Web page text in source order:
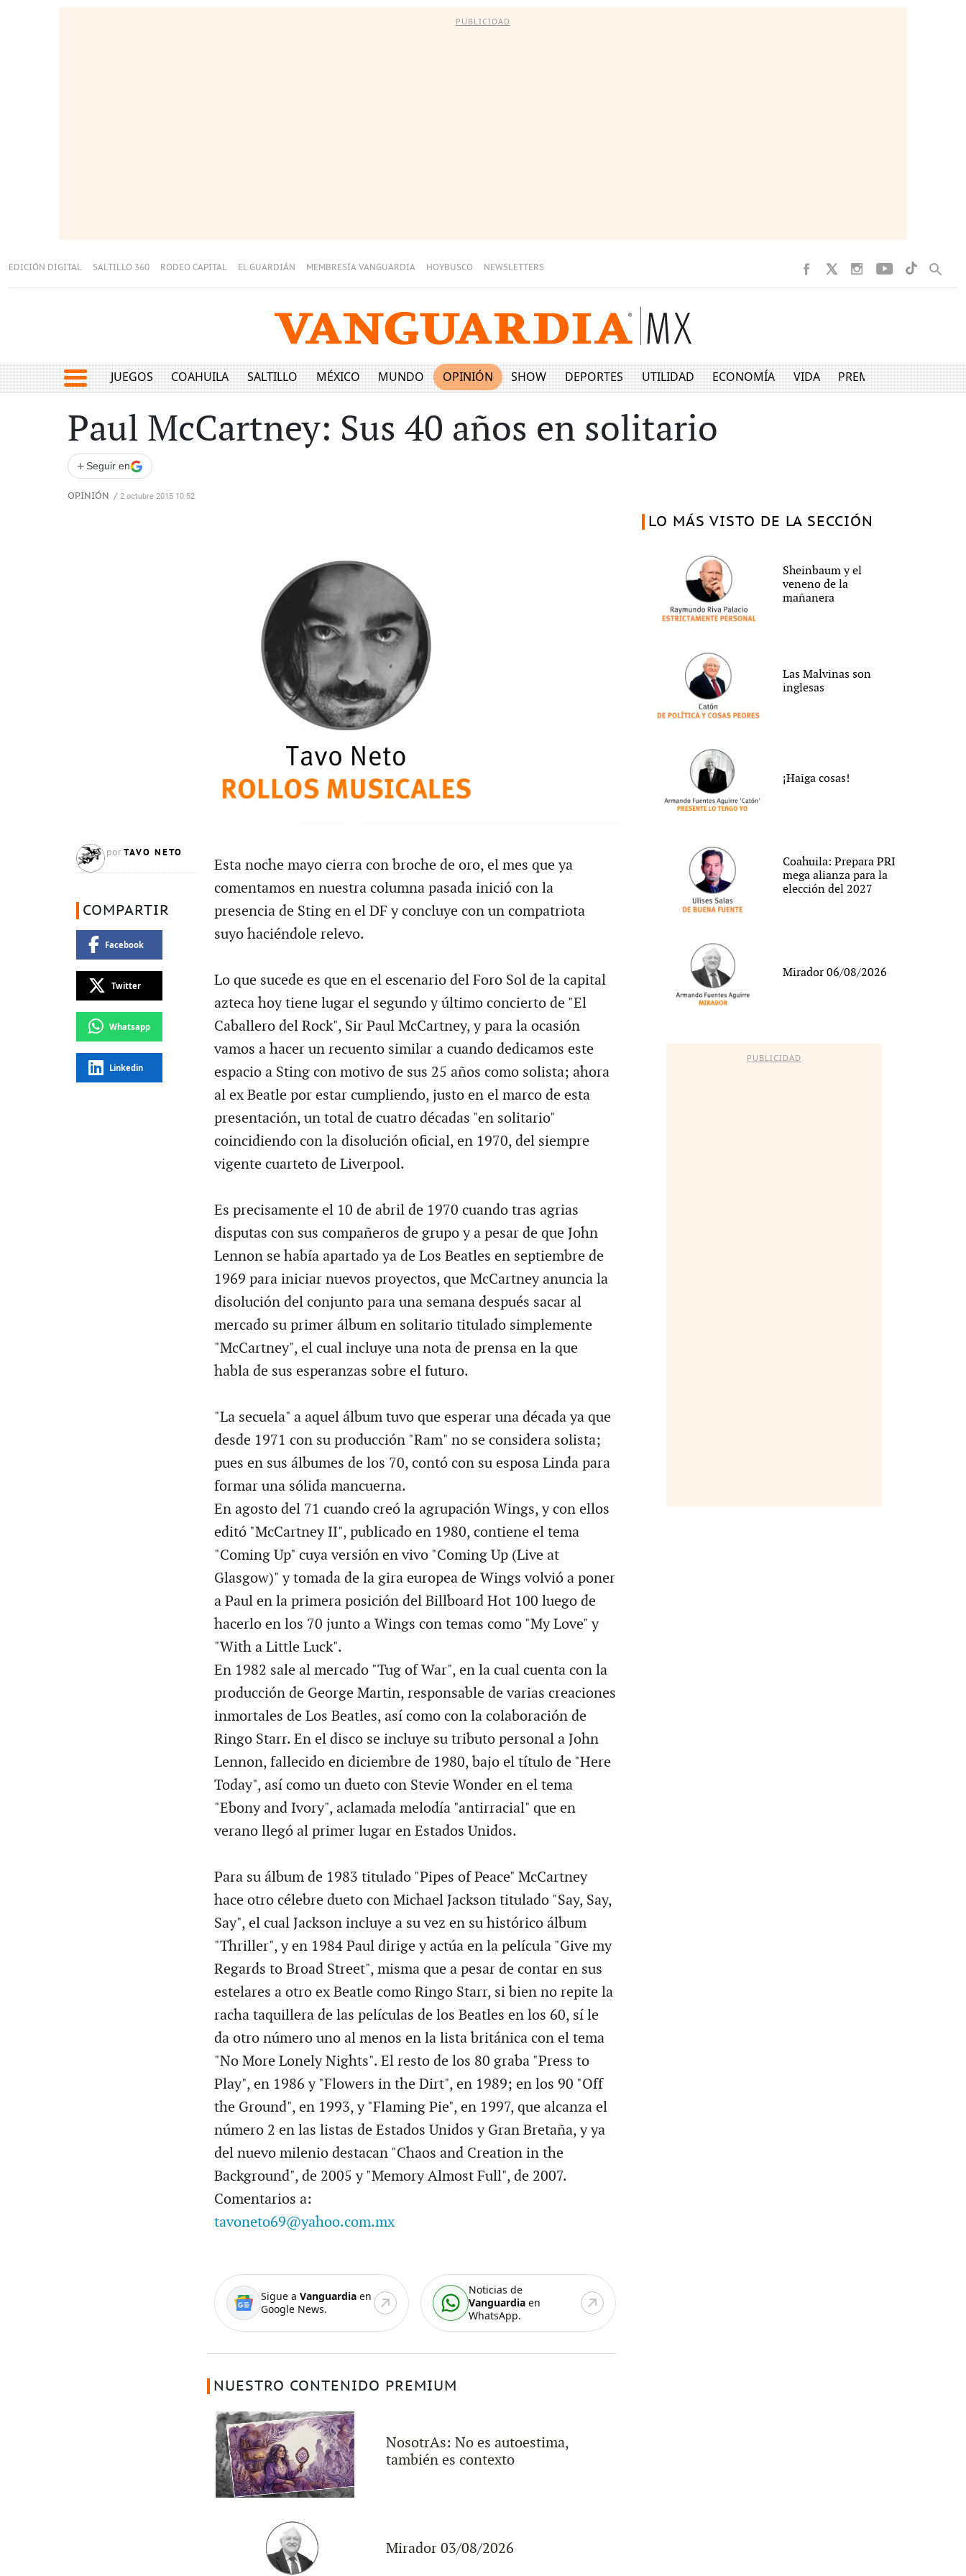
PUBLICIDAD
EDICIÓN DIGITAL SALTILLO 360 RODEO CAPITAL EL GUARDIÁN MEMBRESÍA VANGUARDIA HOYBUSCO NEWSLETTERS
JUEGOS COAHUILA SALTILLO MÉXICO MUNDO OPINIÓN SHOW DEPORTES UTILIDAD ECONOMÍA VIDA PREMIUM
Paul McCartney: Sus 40 años en solitario
+ Seguir en
OPINIÓN / 2 octubre 2015 10:52
por TAVO NETO
COMPARTIR
Facebook
Twitter
Whatsapp
Linkedin
Esta noche mayo cierra con broche de oro, el mes que ya
comentamos en nuestra columna pasada inició con la
presencia de Sting en el DF y concluye con un compatriota
suyo haciéndole relevo.
Lo que sucede es que en el escenario del Foro Sol de la capital
azteca hoy tiene lugar el segundo y último concierto de "El
Caballero del Rock", Sir Paul McCartney, y para la ocasión
vamos a hacer un recuento similar a cuando dedicamos este
espacio a Sting con motivo de sus 25 años como solista; ahora
al ex Beatle por estar cumpliendo, justo en el marco de esta
presentación, un total de cuatro décadas "en solitario"
coincidiendo con la disolución oficial, en 1970, del siempre
vigente cuarteto de Liverpool.
Es precisamente el 10 de abril de 1970 cuando tras agrias
disputas con sus compañeros de grupo y a pesar de que John
Lennon se había apartado ya de Los Beatles en septiembre de
1969 para iniciar nuevos proyectos, que McCartney anuncia la
disolución del conjunto para una semana después sacar al
mercado su primer álbum en solitario titulado simplemente
"McCartney", el cual incluye una nota de prensa en la que
habla de sus esperanzas sobre el futuro.
"La secuela" a aquel álbum tuvo que esperar una década ya que
desde 1971 con su producción "Ram" no se considera solista;
pues en sus álbumes de los 70, contó con su esposa Linda para
formar una sólida mancuerna.
En agosto del 71 cuando creó la agrupación Wings, y con ellos
editó "McCartney II", publicado en 1980, contiene el tema
"Coming Up" cuya versión en vivo "Coming Up (Live at
Glasgow)" y tomada de la gira europea de Wings volvió a poner
a Paul en la primera posición del Billboard Hot 100 luego de
hacerlo en los 70 junto a Wings con temas como "My Love" y
"With a Little Luck".
En 1982 sale al mercado "Tug of War", en la cual cuenta con la
producción de George Martin, responsable de varias creaciones
inmortales de Los Beatles, así como con la colaboración de
Ringo Starr. En el disco se incluye su tributo personal a John
Lennon, fallecido en diciembre de 1980, bajo el título de "Here
Today", así como un dueto con Stevie Wonder en el tema
"Ebony and Ivory", aclamada melodía "antirracial" que en
verano llegó al primer lugar en Estados Unidos.
Para su álbum de 1983 titulado "Pipes of Peace" McCartney
hace otro célebre dueto con Michael Jackson titulado "Say, Say,
Say", el cual Jackson incluye a su vez en su histórico álbum
"Thriller", y en 1984 Paul dirige y actúa en la película "Give my
Regards to Broad Street", misma que a pesar de contar en sus
estelares a otro ex Beatle como Ringo Starr, si bien no repite la
racha taquillera de las películas de los Beatles en los 60, sí le
da otro número uno al menos en la lista británica con el tema
"No More Lonely Nights". El resto de los 80 graba "Press to
Play", en 1986 y "Flowers in the Dirt", en 1989; en los 90 "Off
the Ground", en 1993, y "Flaming Pie", en 1997, que alcanza el
número 2 en las listas de Estados Unidos y Gran Bretaña, y ya
del nuevo milenio destacan "Chaos and Creation in the
Background", de 2005 y "Memory Almost Full", de 2007.
Comentarios a:
tavoneto69@yahoo.com.mx
Sigue a Vanguardiaen
Google News.
Noticias de
Vanguardia en
WhatsApp.
NUESTRO CONTENIDO PREMIUM
NosotrAs: No es autoestima,
también es contexto
Mirador 03/08/2026
LO MÁS VISTO DE LA SECCIÓN
Sheinbaum y el
veneno de la
mañanera
Las Malvinas son
inglesas
¡Haiga cosas!
Coahuila: Prepara PRI
mega alianza para la
elección del 2027
Mirador 06/08/2026
PUBLICIDAD